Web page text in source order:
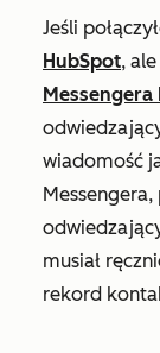
Jeśli
HubSpot,
Messengera
wiadomość
musiał
rekord